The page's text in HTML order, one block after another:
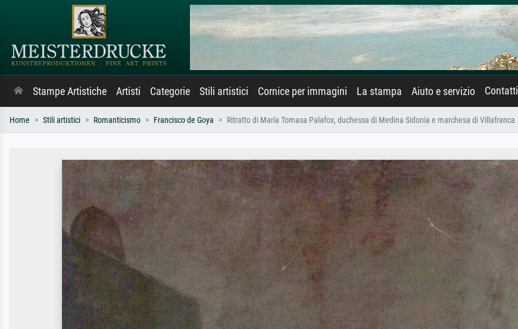
Stampe Artistiche Artisti Categorie Stili artistici Cornice per immagini La stampa Aiuto e servizio Contatti
Home Stili artistici Romanticismo Francisco de Goya Ritratto di María Tomasa Palafox, duchessa di Medina Sidonia e marchesa di Villafranca